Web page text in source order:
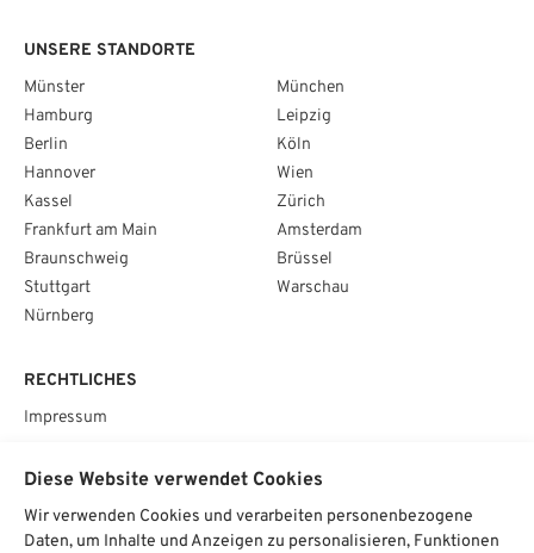
RECHTLICHES
Impressum
Cookie­einstellungen
UNSERE STANDORTE
Münster
Hamburg
Berlin
Hannover
Kassel
Frankfurt am Main
Braunschweig
Stuttgart
Nürnberg
München
Leipzig
Köln
Wien
Zürich
Amsterdam
Brüssel
Warschau
Diese Website verwendet Cookies
Wir verwenden Cookies und verarbeiten personenbezogene
Daten, um Inhalte und Anzeigen zu personalisieren, Funktionen